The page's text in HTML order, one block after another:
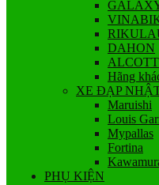
DAHON
ALCOTT
Hãng
XE ĐẠP
Maruishi
Louis
Mypallas
Fortina
PHỤ KIỆN